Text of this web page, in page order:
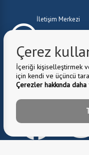
İletişim Merkezi
E-Mail:
Belediye Adresi:
Çerez
İçeriği kişiselleştirmek
için kendi ve üçüncü
Çerezler hakkında daha